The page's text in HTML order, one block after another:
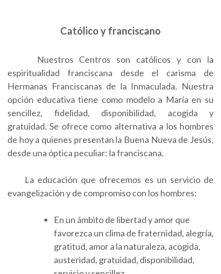
Católico y franciscano
Nuestros Centros son católicos y con la
espiritualidad franciscana desde el carisma de
Hermanas Franciscanas de la Inmaculada. Nuestra
opción educativa tiene como modelo a María en su
sencillez, fidelidad, disponibilidad, acogida y
gratuidad. Se ofrece como alternativa a los hombres
de hoy a quienes presentan la Buena Nueva de Jesús,
desde una óptica peculiar: la franciscana.
La educación que ofrecemos es un servicio de
evangelización y de compromiso con los hombres:
En un ámbito de libertad y amor que
favorezca un clima de fraternidad, alegría,
gratitud, amor a la naturaleza, acogida,
austeridad, gratuidad, disponibilidad,